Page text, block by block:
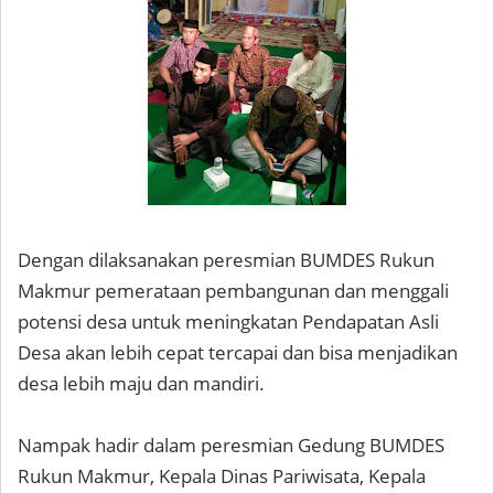
Dengan dilaksanakan peresmian BUMDES Rukun
Makmur pemerataan pembangunan dan menggali
potensi desa untuk meningkatan Pendapatan Asli
Desa akan lebih cepat tercapai dan bisa menjadikan
desa lebih maju dan mandiri.
Nampak hadir dalam peresmian Gedung BUMDES
Rukun Makmur, Kepala Dinas Pariwisata, Kepala